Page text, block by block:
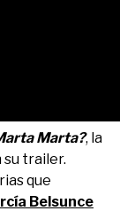
Marta?, la
trailer.
que
Belsunce